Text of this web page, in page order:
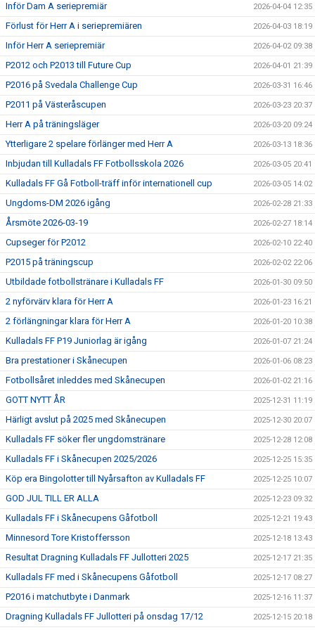
Inför Dam A seriepremiär 2026-04-04 12:35
Förlust för Herr A i seriepremiären 2026-04-03 18:19
Inför Herr A seriepremiär 2026-04-02 09:38
P2012 och P2013 till Future Cup 2026-04-01 21:39
P2016 på Svedala Challenge Cup 2026-03-31 16:46
P2011 på Västeråscupen 2026-03-23 20:37
Herr A på träningsläger 2026-03-20 09:24
Ytterligare 2 spelare förlänger med Herr A 2026-03-13 18:36
Inbjudan till Kulladals FF Fotbollsskola 2026 2026-03-05 20:41
Kulladals FF Gå Fotboll-träff inför internationell cup 2026-03-05 14:02
Ungdoms-DM 2026 igång 2026-02-28 21:33
Årsmöte 2026-03-19 2026-02-27 18:14
Cupseger för P2012 2026-02-10 22:40
P2015 på träningscup 2026-02-02 22:06
Utbildade fotbollstränare i Kulladals FF 2026-01-30 09:50
2 nyförvärv klara för Herr A 2026-01-23 16:21
2 förlängningar klara för Herr A 2026-01-20 10:38
Kulladals FF P19 Juniorlag är igång 2026-01-07 21:24
Bra prestationer i Skånecupen 2026-01-06 08:23
Fotbollsåret inleddes med Skånecupen 2026-01-02 21:16
GOTT NYTT ÅR 2025-12-31 11:19
Härligt avslut på 2025 med Skånecupen 2025-12-30 20:07
Kulladals FF söker fler ungdomstränare 2025-12-28 12:08
Kulladals FF i Skånecupen 2025/2026 2025-12-25 15:35
Köp era Bingolotter till Nyårsafton av Kulladals FF 2025-12-25 10:07
GOD JUL TILL ER ALLA 2025-12-23 09:32
Kulladals FF i Skånecupens Gåfotboll 2025-12-21 19:43
Minnesord Tore Kristoffersson 2025-12-18 13:43
Resultat Dragning Kulladals FF Jullotteri 2025 2025-12-17 21:35
Kulladals FF med i Skånecupens Gåfotboll 2025-12-17 08:27
P2016 i matchutbyte i Danmark 2025-12-16 11:37
Dragning Kulladals FF Jullotteri på onsdag 17/12 2025-12-15 20:18